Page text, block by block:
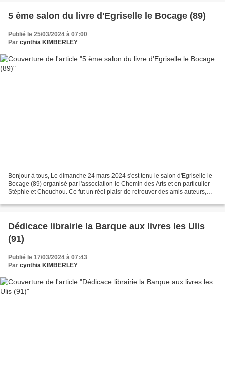
5 ème salon du livre d'Egriselle le Bocage (89)
Publié le 25/03/2024 à 07:00
Par cynthia KIMBERLEY
Bonjour à tous, Le dimanche 24 mars 2024 s'est tenu le salon d'Egriselle le
Bocage (89) organisé par l'association le Chemin des Arts et en particulier
Stéphie et Chouchou. Ce fut un réel plaisr de retrouver des amis auteurs,
Dédicace librairie la Barque aux livres les Ulis
(91)
Publié le 17/03/2024 à 07:43
Par cynthia KIMBERLEY